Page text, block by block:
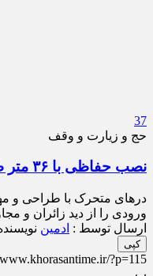
37
حج و زیارت و وقف
نصب حفاظی با ۳۶ متر طول، پیرامون باب‌القبله حرم حضرت عباس (ع)
درهای متحرک با طراحی و
ورودی را از دید زائران و
ارسال توسط : ادمین
کپی
?p=115